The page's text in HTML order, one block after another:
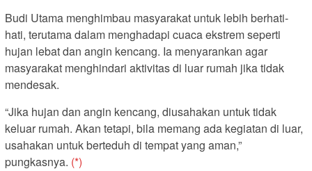
Budi Utama menghimbau masyarakat untuk lebih berhati-
hati, terutama dalam menghadapi cuaca ekstrem seperti
hujan lebat dan angin kencang. Ia menyarankan agar
masyarakat menghindari aktivitas di luar rumah jika tidak
mendesak.
“Jika hujan dan angin kencang, diusahakan untuk tidak
keluar rumah. Akan tetapi, bila memang ada kegiatan di luar,
usahakan untuk berteduh di tempat yang aman,”
pungkasnya. (*)